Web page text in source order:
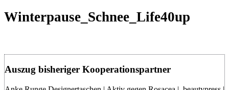
Winterpause_Schnee_Life40up
Auszug bisheriger Kooperationspartner